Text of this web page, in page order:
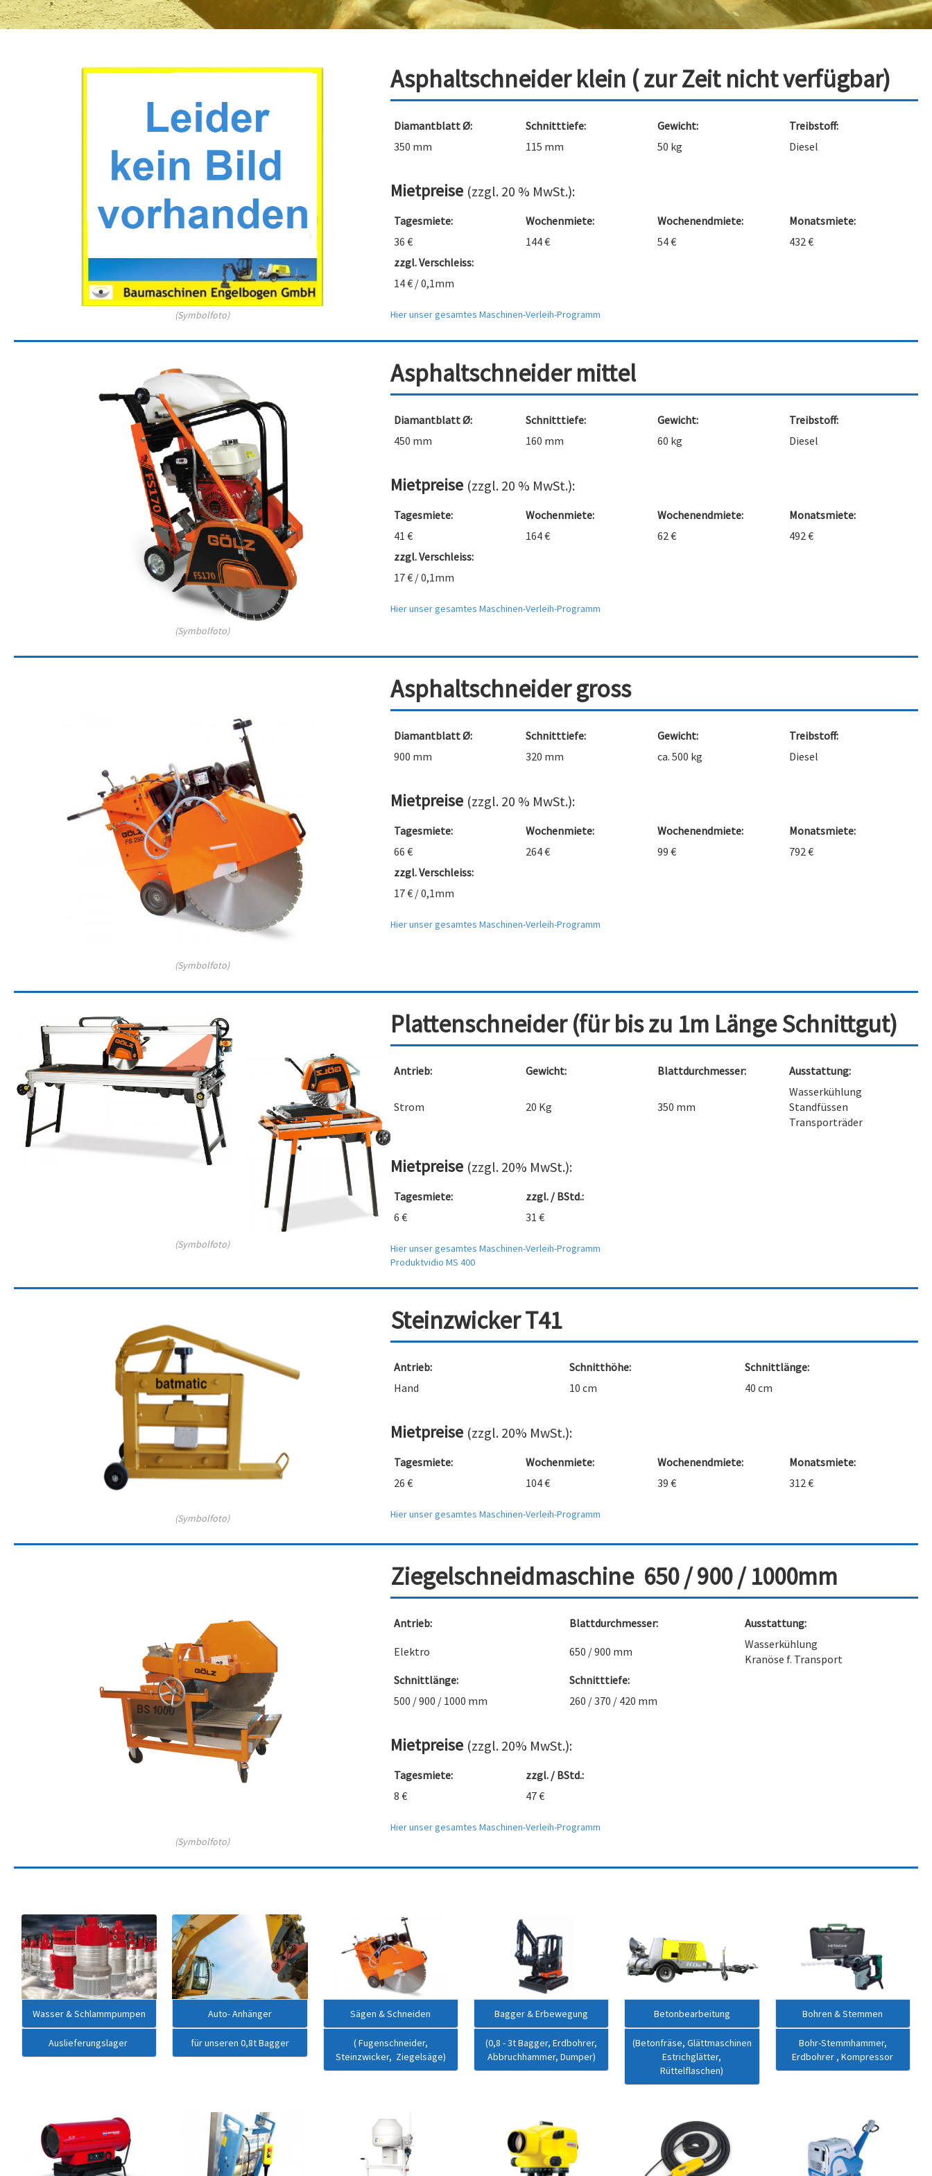
(Symbolfoto)
Asphaltschneider klein ( zur Zeit nicht verfügbar)
Diamantblatt Ø: Schnitttiefe: Gewicht:
Treibstoff:
350 mm
115 mm 50 kg Diesel
Mietpreise (zzgl. 20 % MwSt.):
Tagesmiete: Wochenmiete: Wochenendmiete:
Monatsmiete:
36 €
144 € 54 €
432 €
zzgl. Verschleiss:
14 € / 0,1mm
Hier unser gesamtes Maschinen-Verleih-Programm
(Symbolfoto)
Asphaltschneider mittel
Diamantblatt Ø: Schnitttiefe: Gewicht:
Treibstoff:
450 mm
160 mm 60 kg Diesel
Mietpreise (zzgl. 20 % MwSt.):
Tagesmiete: Wochenmiete: Wochenendmiete:
Monatsmiete:
41 €
164 € 62 €
492 €
zzgl. Verschleiss:
17 € / 0,1mm
Hier unser gesamtes Maschinen-Verleih-Programm
(Symbolfoto)
Asphaltschneider gross
Diamantblatt Ø: Schnitttiefe: Gewicht:
Treibstoff:
900 mm
320 mm ca. 500 kg Diesel
Mietpreise (zzgl. 20 % MwSt.):
Tagesmiete: Wochenmiete: Wochenendmiete:
Monatsmiete:
66 €
264 € 99 €
792 €
zzgl. Verschleiss:
17 € / 0,1mm
Hier unser gesamtes Maschinen-Verleih-Programm
(Symbolfoto)
Plattenschneider (für bis zu 1m Länge Schnittgut)
Antrieb: Gewicht: Blattdurchmesser: Ausstattung:
Strom 20 Kg 350 mm
Wasserkühlung
Standfüssen
Transporträder
Mietpreise (zzgl. 20% MwSt.):
Tagesmiete:
zzgl. / BStd.:
6 €
31 €
Hier unser gesamtes Maschinen-Verleih-Programm
Produktvidio MS 400
(Symbolfoto)
Steinzwicker T41
Antrieb: Schnitthöhe:
Schnittlänge:
Hand
10 cm 40 cm
Mietpreise (zzgl. 20% MwSt.):
Tagesmiete: Wochenmiete: Wochenendmiete:
Monatsmiete:
26 €
104 € 39 € 312 €
Hier unser gesamtes Maschinen-Verleih-Programm
(Symbolfoto)
Ziegelschneidmaschine 650 / 900 / 1000mm
Antrieb: Blattdurchmesser: Ausstattung:
Elektro 650 / 900 mm
Wasserkühlung
Kranöse f. Transport
Schnittlänge:
Schnitttiefe:
500 / 900 / 1000 mm
260 / 370 / 420 mm
Mietpreise (zzgl. 20% MwSt.):
Tagesmiete:
zzgl. / BStd.:
8 €
47 €
Hier unser gesamtes Maschinen-Verleih-Programm
Wasser & Schlammpumpen
Auslieferungslager
Auto- Anhänger
für unseren 0,8t Bagger
Sägen & Schneiden
( Fugenschneider,
Steinzwicker, Ziegelsäge)
Bagger & Erbewegung
(0,8 - 3t Bagger, Erdbohrer,
Abbruchhammer, Dumper)
Betonbearbeitung
(Betonfräse, Glättmaschinen
Estrichglätter,
Rüttelflaschen)
Bohren & Stemmen
Bohr-Stemmhammer,
Erdbohrer , Kompressor